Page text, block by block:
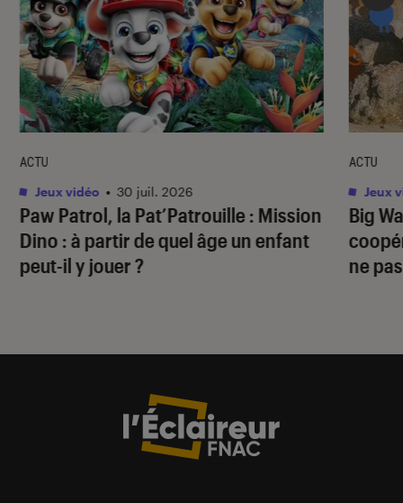
Paw Patrol, la Pat’Patrouille : Mission
Dino : à partir de quel âge un enfant
peut-il y jouer ?
ACTU
Jeux vidéo • 30 juil. 2026
Big
ne
ACTU
Jeux